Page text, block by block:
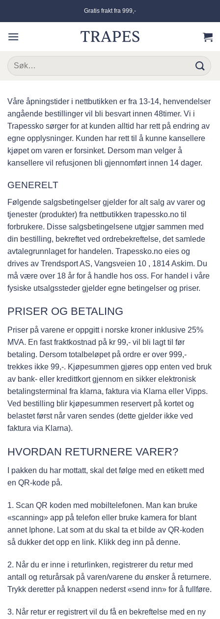
Gratis frakt fra 999,-
Søk
etter:
Våre åpningstider i nettbutikken er fra 13-14, henvendelser
angående bestillinger vil bli besvart innen 48timer. Vi i
Trapessko sørger for at kunden alltid har rett på endring av
egne opplysninger. Kunden har rett til å kunne kansellere
kjøpet om varen er forsinket. Dersom man velger å
kansellere vil refusjonen bli gjennomført innen 14 dager.
GENERELT
Følgende salgsbetingelser gjelder for alt salg av varer og
tjenester (produkter) fra nettbutikken trapessko.no til
forbrukere. Disse salgsbetingelsene utgjør sammen med
din bestilling, bekreftet ved ordrebekreftelse, det samlede
avtalegrunnlaget for handelen. Trapessko.no eies og
drives av Trendsport AS, Vangsveien 10 , 1814 Askim. Du
må være over 18 år for å handle hos oss. For handel i våre
fysiske utsalgssteder gjelder egne betingelser og priser.
PRISER OG BETALING
Priser på varene er oppgitt i norske kroner inklusive 25%
MVA. En fast fraktkostnad på kr 99,- vil bli lagt til før
betaling. Dersom totalbeløpet på ordre er over 999,-
trekkes ikke 99,-. Kjøpesummen gjøres opp enten ved bruk
av bank- eller kredittkort gjennom en sikker elektronisk
betalingsterminal fra klarna, faktura via Klarna eller Vipps.
Ved bestilling blir kjøpesummen reservert på kortet og
belastet først når varen sendes (dette gjelder ikke ved
faktura via Klarna).
HVORDAN RETURNERE VARER?
I pakken du har mottatt, skal det følge med en etikett med
en QR-kode på.
1. Scan QR koden med mobiltelefonen. Man kan bruke
«scanning» app på telefon eller bruke kamera for blant
annet Iphone. Lat som at du skal ta et bilde av QR-koden
så dukker det opp en link. Klikk deg inn på denne.
2. Når du er inne i returlinken, registrerer du retur med
antall og returårsak på varen/varene du ønsker å returnere.
Trykk deretter på knappen nederst «send inn» for å fullføre.
3. Når retur er registrert vil du få en bekreftelse med en ny